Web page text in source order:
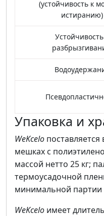
(устойчивость к
истиранию)
Упаковка и
WeKcelo
мешках с
массой нетто 25 кг;
термоусадочной
минимальной партии
WeKcelo имеет